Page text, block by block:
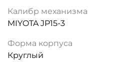
Калибр механизма
MIYOTA JP15-3
Форма корпуса
Круглый